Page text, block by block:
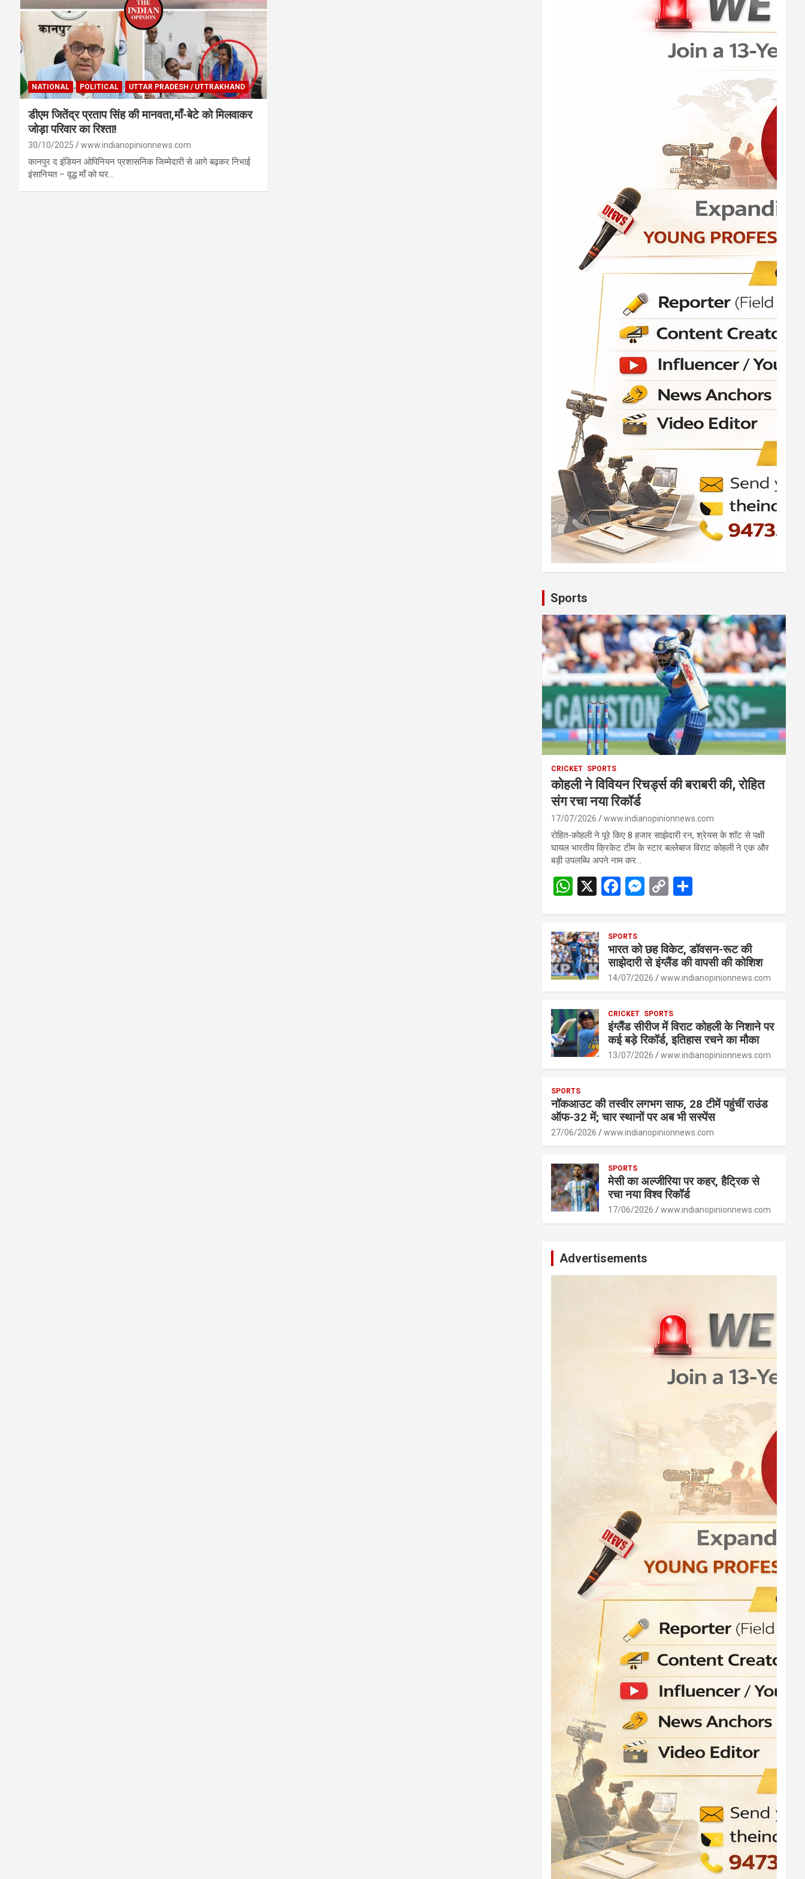
NATIONAL POLITICAL UTTAR PRADESH / UTTRAKHAND
डीएम जितेंद्र प्रताप सिंह की मानवता,माँ-बेटे को मिलवाकर
जोड़ा परिवार का रिश्ता!
30/10/2025 www.indianopinionnews.com
कानपुर द इंडियन ओपिनियन प्रशासनिक जिम्मेदारी से आगे बढ़कर निभाई
इंसानियत – वृद्ध माँ को घर…
Sports
CRICKET SPORTS
कोहली ने विवियन रिचर्ड्स की बराबरी की, रोहित
संग रचा नया रिकॉर्ड
17/07/2026 www.indianopinionnews.com
रोहित-कोहली ने पूरे किए 8 हजार साझेदारी रन, श्रेयस के शॉट से पक्षी
घायल भारतीय क्रिकेट टीम के स्टार बल्लेबाज विराट कोहली ने एक और
बड़ी उपलब्धि अपने नाम कर…
W
s
A
p
X
F
b
o
o
M
n
g
er
C
Li
n
k
e
SPORTS
भारत को छह विकेट, डॉवसन-रूट की
साझेदारी से इंग्लैंड की वापसी की कोशिश
14/07/2026 www.indianopinionnews.com
CRICKET SPORTS
इंग्लैंड सीरीज में विराट कोहली के निशाने पर
कई बड़े रिकॉर्ड, इतिहास रचने का मौका
13/07/2026 www.indianopinionnews.com
SPORTS
नॉकआउट की तस्वीर लगभग साफ, 28 टीमें पहुंचीं राउंड
ऑफ-32 में; चार स्थानों पर अब भी सस्पेंस
27/06/2026 www.indianopinionnews.com
SPORTS
मेसी का अल्जीरिया पर कहर, हैट्रिक से
रचा नया विश्व रिकॉर्ड
17/06/2026 www.indianopinionnews.com
Advertisements